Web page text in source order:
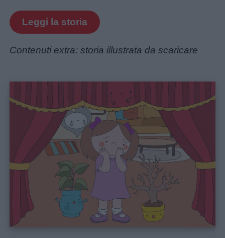
Leggi la storia
Contenuti extra: storia illustrata da scaricare